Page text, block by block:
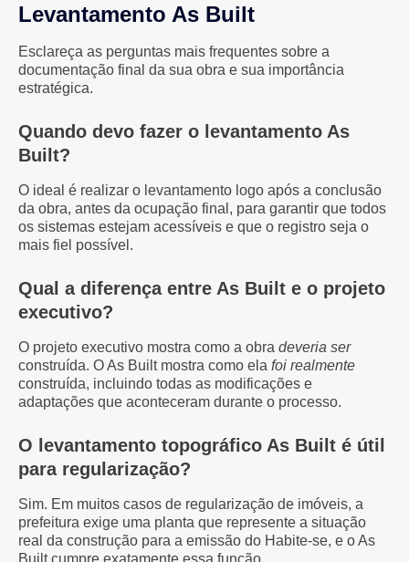
Levantamento As Built
Esclareça as perguntas mais frequentes sobre a
documentação final da sua obra e sua importância
estratégica.
Quando devo fazer o levantamento As
Built?
O ideal é realizar o levantamento logo após a conclusão
da obra, antes da ocupação final, para garantir que todos
os sistemas estejam acessíveis e que o registro seja o
mais fiel possível.
Qual a diferença entre As Built e o projeto
executivo?
O projeto executivo mostra como a obra deveria ser
construída. O As Built mostra como ela foi realmente
construída, incluindo todas as modificações e
adaptações que aconteceram durante o processo.
O levantamento topográfico As Built é útil
para regularização?
Sim. Em muitos casos de regularização de imóveis, a
prefeitura exige uma planta que represente a situação
real da construção para a emissão do Habite-se, e o As